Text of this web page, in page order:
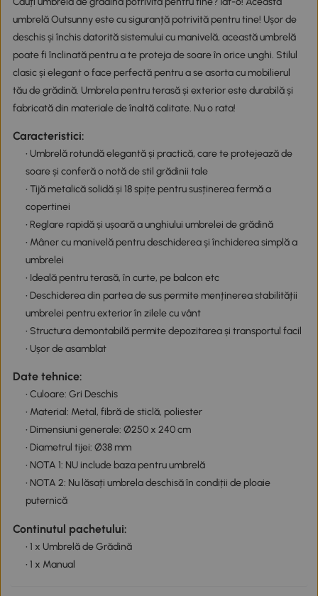
umbrelă Outsunny este cu siguranță potrivită pentru tine! Ușor de
deschis și închis datorită sistemului cu manivelă, această umbrelă
poate fi înclinată pentru a te proteja de soare în orice unghi. Stilul
clasic și elegant o face perfectă pentru a se asorta cu mobilierul
tău de grădină. Umbrela pentru terasă și exterior este durabilă și
fabricată din materiale de înaltă calitate. Nu o rata!
Caracteristici:
• Umbrelă rotundă elegantă și practică, care te protejează de
soare și conferă o notă de stil grădinii tale
• Tijă metalică solidă și 18 spițe pentru susținerea fermă a
copertinei
• Reglare rapidă și ușoară a unghiului umbrelei de grădină
• Mâner cu manivelă pentru deschiderea și închiderea simplă a
umbrelei
• Ideală pentru terasă, în curte, pe balcon etc
• Deschiderea din partea de sus permite menținerea stabilității
umbrelei pentru exterior în zilele cu vânt
• Structura demontabilă permite depozitarea și transportul facil
• Ușor de asamblat
Date tehnice:
• Culoare: Gri Deschis
• Material: Metal, fibră de sticlă, poliester
• Dimensiuni generale: Ø250 x 240 cm
• Diametrul tijei: Ø38 mm
• NOTA 1: NU include baza pentru umbrelă
• NOTA 2: Nu lăsați umbrela deschisă în condiții de ploaie
puternică
Continutul pachetului:
• 1 x Umbrelă de Grădină
• 1 x Manual